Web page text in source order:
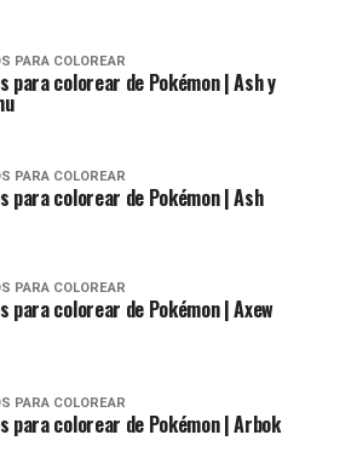
PARA COLOREAR
para colorear de Pokémon | Ash y
PARA COLOREAR
para colorear de Pokémon | Ash
PARA COLOREAR
para colorear de Pokémon | Axew
PARA COLOREAR
para colorear de Pokémon | Arbok